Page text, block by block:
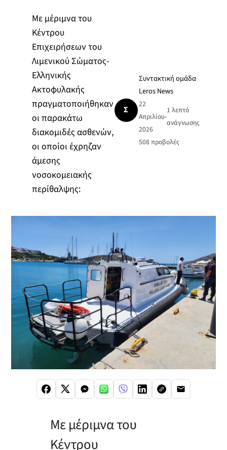
Με μέριμνα του
Κέντρου
Επιχειρήσεων του
Λιμενικού Σώματος-
Ελληνικής
Ακτοφυλακής
πραγματοποιήθηκαν
οι παρακάτω
διακομιδές ασθενών,
οι οποίοι έχρηζαν
άμεσης
νοσοκομειακής
περίθαλψης:
Σ
Συντακτική ομάδα
Leros News
22
Απριλίου
2026
•
1 λεπτό
ανάγνωσης
508 προβολές
Με μέριμνα του
Κέντρου